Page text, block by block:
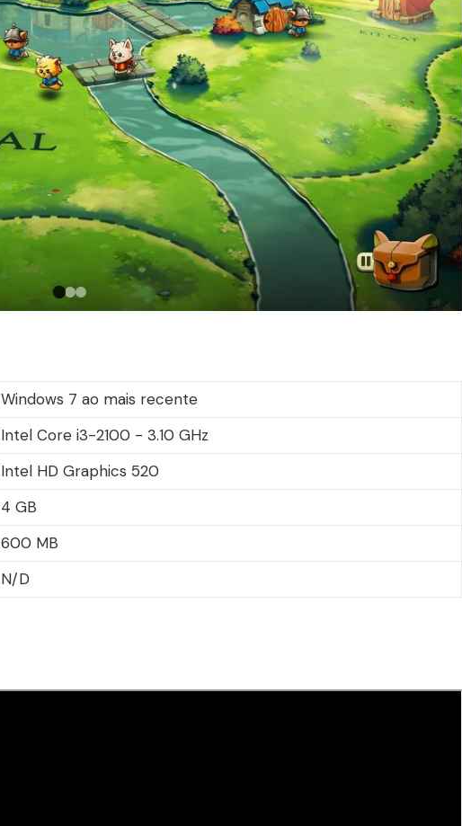
Windows 7 ao mais recente
Intel Core i3-2100 - 3.10 GHz
Intel HD Graphics 520
4 GB
600 MB
N/D